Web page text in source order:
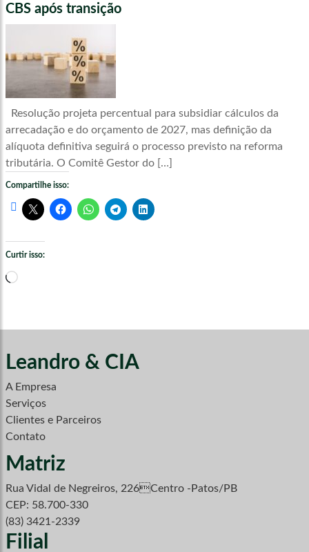
CBS após transição
Resolução projeta percentual para subsidiar cálculos da
arrecadação e do orçamento de 2027, mas definição da
alíquota definitiva seguirá o processo previsto na reforma
tributária. O Comitê Gestor do […]
Compartilhe isso:
Curtir isso:
Carregando...
Leandro & CIA
A Empresa
Serviços
Clientes e Parceiros
Contato
Matriz
Rua Vidal de Negreiros, 226Centro -Patos/PB
CEP: 58.700-330
(83) 3421-2339
Filial